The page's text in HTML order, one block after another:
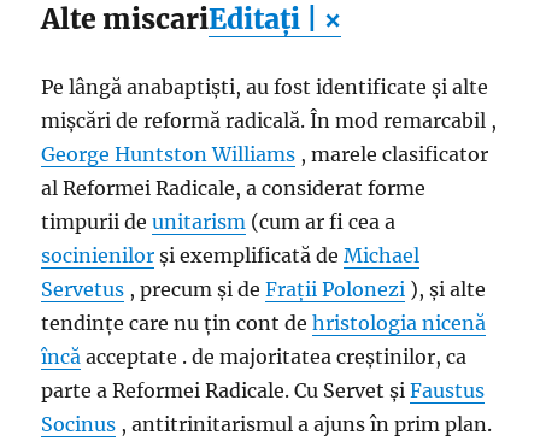
Alte miscariEditați | ×
Pe lângă anabaptiști, au fost identificate și alte
mișcări de reformă radicală. În mod remarcabil ,
George Huntston Williams , marele clasificator
al Reformei Radicale, a considerat forme
timpurii deunitarism (cum ar fi cea a
socinienilor și exemplificată deMichael
Servetus , precum și deFrații Polonezi ), și alte
tendințe care nu țin cont dehristologia nicenă
încă acceptate . de majoritatea creștinilor, ca
parte a Reformei Radicale. Cu Servet șiFaustus
Socinus , antitrinitarismul a ajuns în prim plan.